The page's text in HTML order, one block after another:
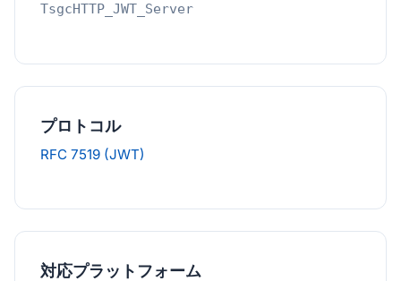
TsgcHTTP_JWT_Server
プロトコル
RFC 7519 (JWT)
対応プラットフォーム